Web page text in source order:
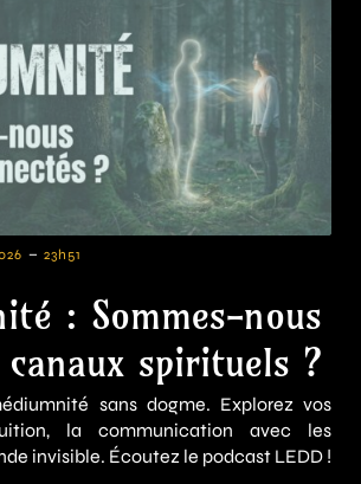
- 23h51
: Sommes-nous
canaux spirituels ?
sans dogme. Explorez vos
la communication avec les
invisible. Écoutez le podcast LEDD !